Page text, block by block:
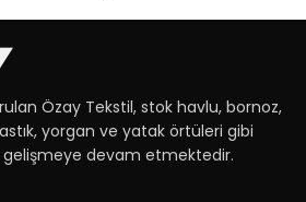
Özay Tekstil, stok havlu, bornoz,
yorgan ve yatak örtüleri gibi
gelişmeye devam etmektedir.